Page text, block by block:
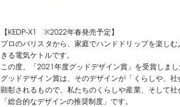
【KEDP-X1 ※2022年春発売予定】
プロのバリスタから、家庭でハンドドリップを楽し
きる電気ケトルです。
この度、「2021年度グッドデザイン賞」を受賞しまし
グッドデザイン賞は、そのデザインが「くらしや、
顕彰されるもので、私たちのくらしや産業、そして
「総合的なデザインの推奨制度」です。